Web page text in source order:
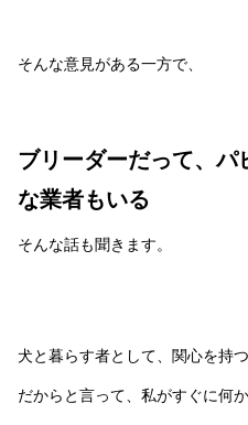
そんな意見がある一方で、
ブリーダーだって、パ
な業者もいる
そんな話も聞きます。
犬と暮らす者として、関心を持
だからと言って、私がすぐに何